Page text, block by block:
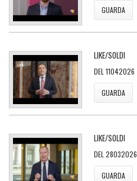
GUARDA
LIKE/SOLDI
DEL 11042026
GUARDA
LIKE/SOLDI
DEL 28032026
GUARDA